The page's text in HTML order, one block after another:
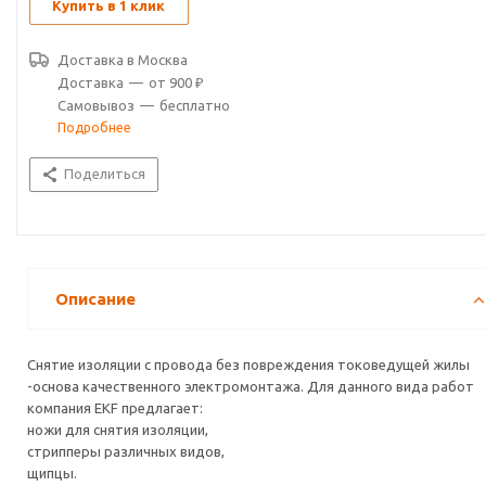
Купить в 1 клик
Доставка в Москва
Доставка — от 900 ₽
Самовывоз — бесплатно
Подробнее
Поделиться
Описание
Снятие изоляции с провода без повреждения токоведущей жилы
-основа качественного электромонтажа. Для данного вида работ
компания EKF предлагает:
ножи для снятия изоляции,
стрипперы различных видов,
щипцы.